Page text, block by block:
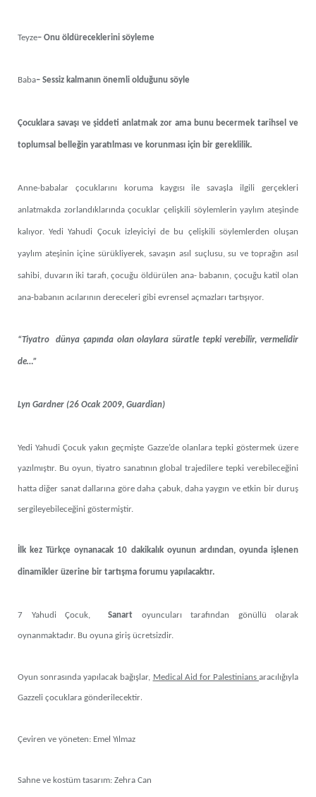
Teyze– Onu öldüreceklerini söyleme
Baba– Sessiz kalmanın önemli olduğunu söyle
Çocuklara savaşı ve şiddeti anlatmak zor ama bunu becermek tarihsel ve
toplumsal belleğin yaratılması ve korunması için bir gereklilik.
Anne-babalar çocuklarını koruma kaygısı ile savaşla ilgili gerçekleri
anlatmakda zorlandıklarında çocuklar çelişkili söylemlerin yaylım ateşinde
kalıyor. Yedi Yahudi Çocuk izleyiciyi de bu çelişkili söylemlerden oluşan
yaylım ateşinin içine sürükliyerek, savaşın asıl suçlusu, su ve toprağın asıl
sahibi, duvarın iki tarafı, çocuğu öldürülen ana- babanın, çocuğu katil olan
ana-babanın acılarının dereceleri gibi evrensel açmazları tartışıyor.
“Tiyatro dünya çapında olan olaylara süratle tepki verebilir, vermelidir
de…”
Lyn Gardner (26 Ocak 2009, Guardian)
Yedi Yahudi Çocuk yakın geçmişte Gazze’de olanlara tepki göstermek üzere
yazılmıştır. Bu oyun, tiyatro sanatının global trajedilere tepki verebileceğini
hatta diğer sanat dallarına göre daha çabuk, daha yaygın ve etkin bir duruş
sergileyebileceğini göstermiştir.
İlk kez Türkçe oynanacak 10 dakikalık oyunun ardından, oyunda işlenen
dinamikler üzerine bir tartışma forumu yapılacaktır.
7 Yahudi Çocuk, Sanart oyuncuları tarafından gönüllü olarak
oynanmaktadır. Bu oyuna giriş ücretsizdir.
Oyun sonrasında yapılacak bağışlar, Medical Aid for Palestinians aracılığıyla
Gazzeli çocuklara gönderilecektir.
Çeviren ve yöneten: Emel Yılmaz
Sahne ve kostüm tasarım: Zehra Can